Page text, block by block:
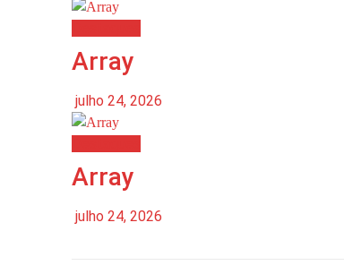
Array
julho 24, 2026
Array
julho 24, 2026